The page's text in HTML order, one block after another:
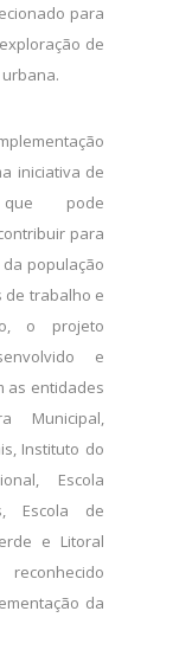
para
de
iniciativa de
que pode
para
população
de trabalho e
o projeto
e
as entidades
Municipal,
Instituto do
Escola
Escola de
e Litoral
da